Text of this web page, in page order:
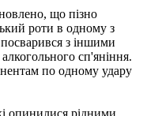
що пізно
роти в одному з
з іншими
сп'яніння.
по одному удару
опинилися рідними